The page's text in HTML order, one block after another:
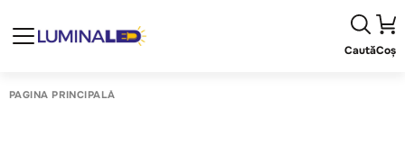
CautăCoș
PAGINA PRINCIPALĂ